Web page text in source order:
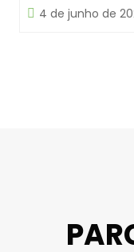
4 de junho de